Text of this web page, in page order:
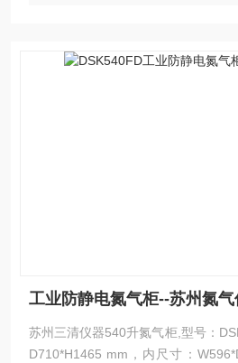
工业防静电氮气柜--苏州氮
苏州三清仪器540升氮气柜,型号：
D710*H1465 mm，内尺寸：